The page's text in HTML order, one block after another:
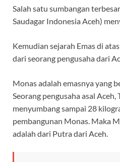
Salah satu sumbangan
Saudagar Indonesia Aceh)
Kemudian sejarah Emas di
dari seorang pengusaha dari
Monas adalah emasnya yang
Seorang pengusaha asal Aceh,
menyumbang sampai 28
pembangunan Monas. Maka
adalah dari Putra dari Aceh.